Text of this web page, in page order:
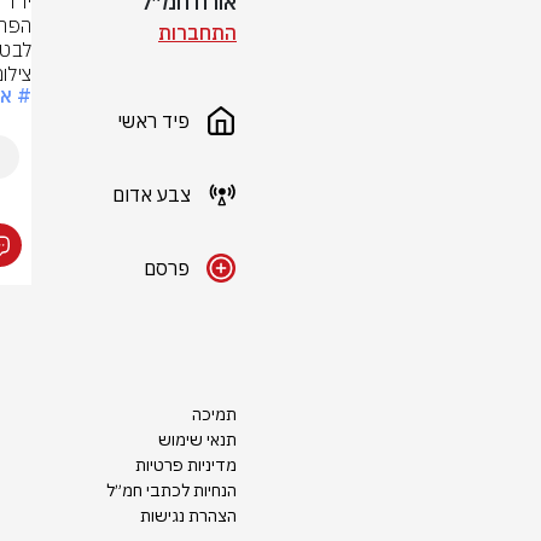
התחברות
פיד ראשי
צבע אדום
פרסם
תמיכה
תנאי שימוש
מדיניות פרטיות
הנחיות לכתבי חמ״ל
הצהרת נגישות
#